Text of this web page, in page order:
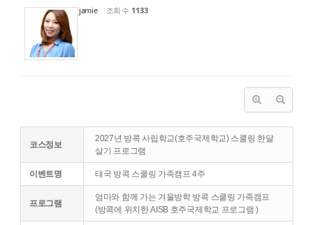
jamie 조회 수 1133
코스정보
2027년 방콕 사립학교(호주국제학교) 스쿨링 한달
살기 프로그램
이벤트명 태국 방콕 스쿨링 가족캠프 4주
프로그램
엄마와 함께 가는 겨울방학 방콕 스쿨링 가족캠프
(방콕에 위치한 AISB 호주국제학교 프로그램 )